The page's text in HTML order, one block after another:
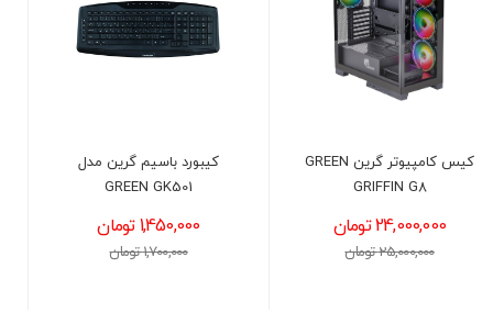
کیبورد باسیم گرین مدل
GREEN GK501
1,450,000 تومان
1,700,000 تومان
پاور 1050 وات کولر مستر
مدل COOLER MASTER GX
ATX3.0